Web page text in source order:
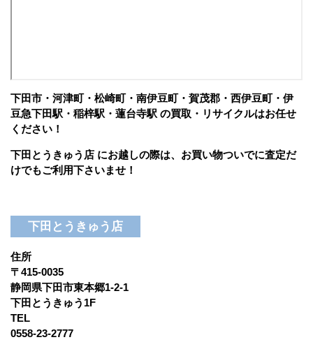
下田市・河津町・松崎町・南伊豆町・賀茂郡・西伊豆町・伊
豆急下田駅・稲梓駅・蓮台寺駅 の買取・リサイクルはお任せ
ください！
下田とうきゅう店 にお越しの際は、お買い物ついでに査定だ
けでもご利用下さいませ！
下田とうきゅう店
住所
〒415-0035
静岡県下田市東本郷1-2-1
下田とうきゅう1F
TEL
0558-23-2777